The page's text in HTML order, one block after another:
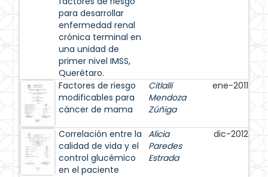
para desarrollar
enfermedad renal
crónica terminal en
una unidad de
primer nivel IMSS,
Querétaro.
Factores de riesgo
modificables para
cáncer de mama
Citlalli
Mendoza
Zúñiga
ene-2011
Correlación entre la
calidad de vida y el
control glucémico
en el paciente
Alicia
Paredes
Estrada
dic-2012